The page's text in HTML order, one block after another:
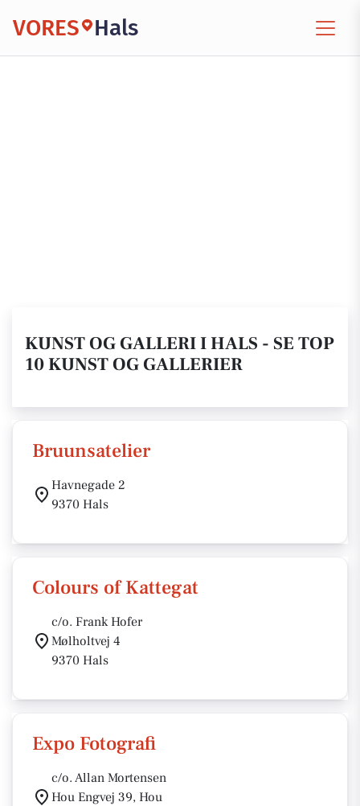
VORES Hals
KUNST OG GALLERI I HALS - SE TOP
10 KUNST OG GALLERIER
Bruunsatelier
Havnegade 2
9370 Hals
Colours of Kattegat
c/o. Frank Hofer
Mølholtvej 4
9370 Hals
Expo Fotografi
c/o. Allan Mortensen
Hou Engvej 39, Hou